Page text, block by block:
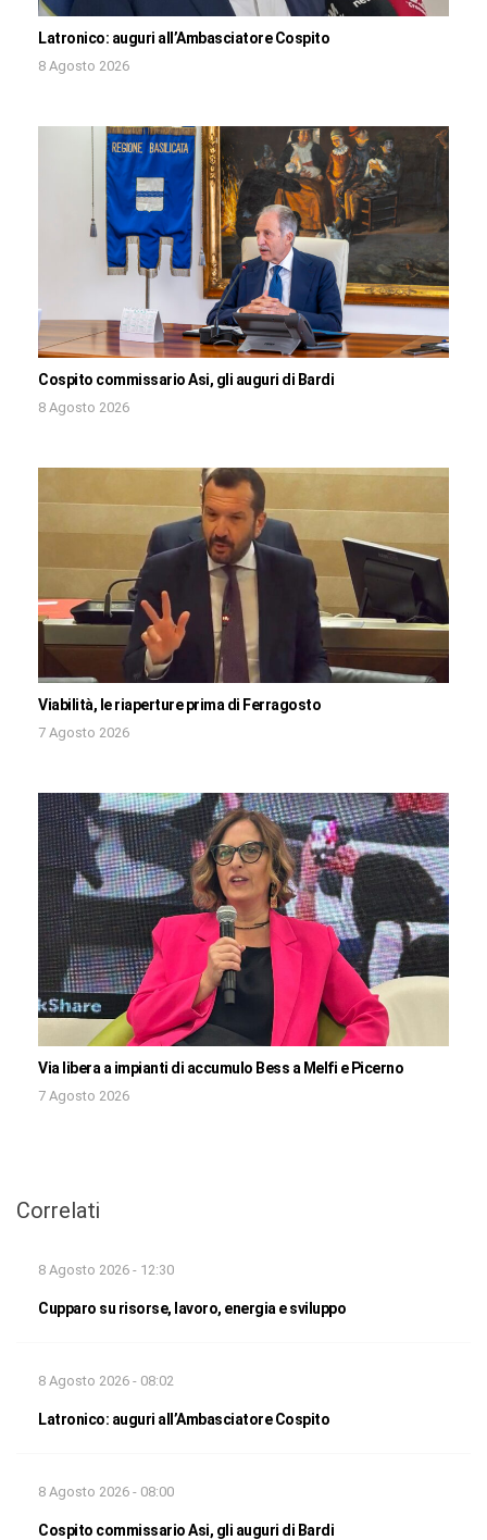
Latronico: auguri all’Ambasciatore Cospito
8 Agosto 2026
Cospito commissario Asi, gli auguri di Bardi
8 Agosto 2026
Viabilità, le riaperture prima di Ferragosto
7 Agosto 2026
Via libera a impianti di accumulo Bess a Melfi e Picerno
7 Agosto 2026
Correlati
8 Agosto 2026 - 12:30
Cupparo su risorse, lavoro, energia e sviluppo
8 Agosto 2026 - 08:02
Latronico: auguri all’Ambasciatore Cospito
8 Agosto 2026 - 08:00
Cospito commissario Asi, gli auguri di Bardi